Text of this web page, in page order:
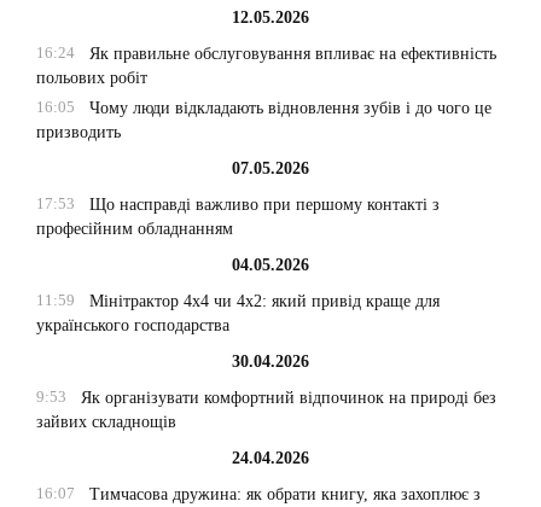
12.05.2026
16:24
Як правильне обслуговування впливає на ефективність
польових робіт
16:05
Чому люди відкладають відновлення зубів і до чого це
призводить
07.05.2026
17:53
Що насправді важливо при першому контакті з
професійним обладнанням
04.05.2026
11:59
Мінітрактор 4х4 чи 4х2: який привід краще для
українського господарства
30.04.2026
9:53
Як організувати комфортний відпочинок на природі без
зайвих складнощів
24.04.2026
16:07
Тимчасова дружина: як обрати книгу, яка захоплює з